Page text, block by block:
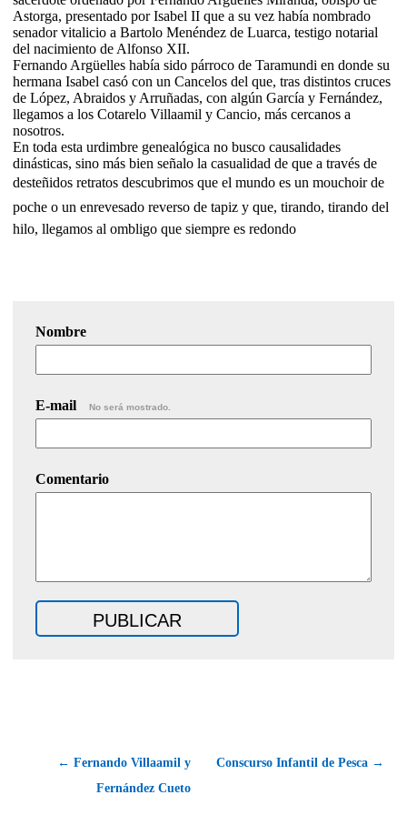
Astorga, presentado por Isabel II que a su vez había nombrado
senador vitalicio a Bartolo Menéndez de Luarca, testigo notarial
del nacimiento de Alfonso XII.
Fernando Argüelles había sido párroco de Taramundi en donde su
hermana Isabel casó con un Cancelos del que, tras distintos cruces
de López, Abraidos y Arruñadas, con algún García y Fernández,
llegamos a los Cotarelo Villaamil y Cancio, más cercanos a
nosotros.
En toda esta urdimbre genealógica no busco causalidades
dinásticas, sino más bien señalo la casualidad de que a través de
desteñidos retratos descubrimos que el mundo es un mouchoir de
poche o un enrevesado reverso de tapiz y que, tirando, tirando del
hilo, llegamos al ombligo que siempre es redondo
Nombre
E-mail No será mostrado.
Comentario
← Fernando Villaamil y
Fernández Cueto
Conscurso Infantil de Pesca →